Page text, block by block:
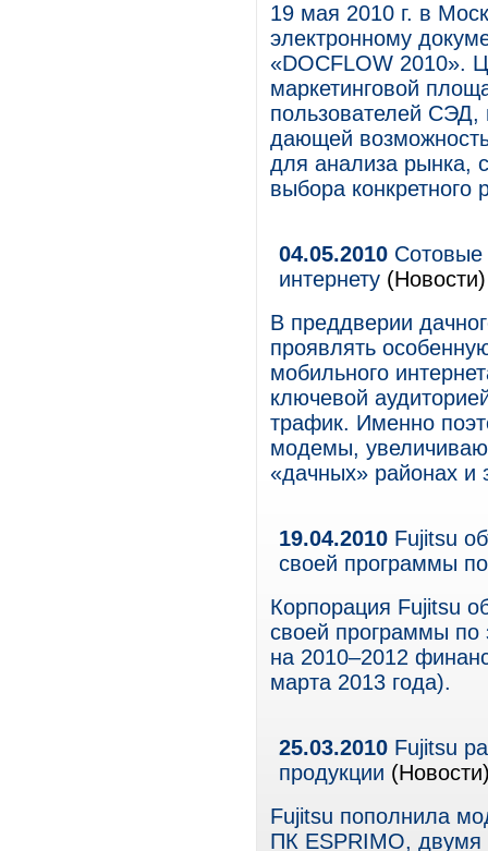
19 мая 2010 г. в
электронному
«DOCFLOW 2010».
маркетинговой
пользователей СЭД,
дающей
для анализа рынка,
выбора конкретного
04.05.2010 Сотовые
интернету (Новости)
В преддверии
проявлять
мобильного
ключевой
трафик. Именно
модемы,
«дачных» районах и
19.04.2010 Fujitsu
своей программы
Корпорация Fujitsu
своей программы по
на 2010–2012
марта 2013 года).
25.03.2010 Fujitsu
продукции
Fujitsu пополнила
ПК ESPRIMO, двумя